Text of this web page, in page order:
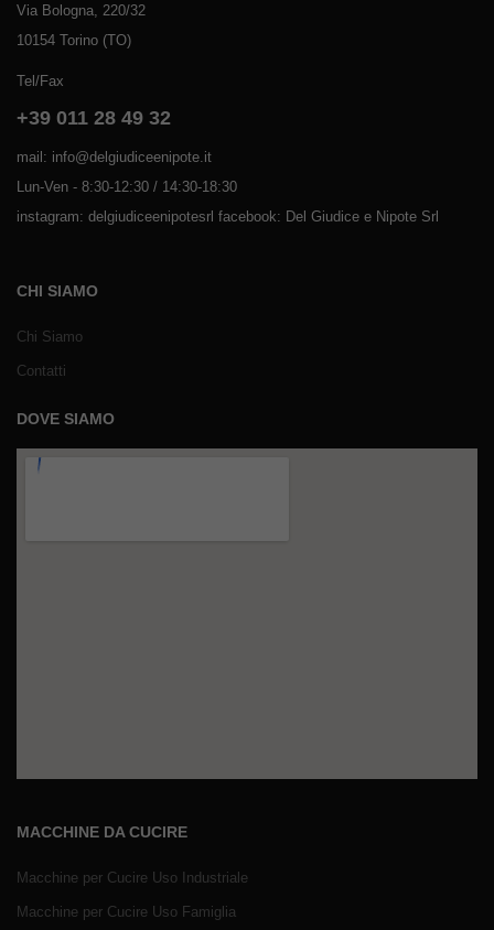
Via Bologna, 220/32
10154 Torino (TO)
Tel/Fax
+39 011 28 49 32
mail: info@delgiudiceenipote.it
Lun-Ven - 8:30-12:30 / 14:30-18:30
instagram: delgiudiceenipotesrl facebook: Del Giudice e Nipote Srl
CHI SIAMO
Chi Siamo
Contatti
DOVE SIAMO
MACCHINE DA CUCIRE
Macchine per Cucire Uso Industriale
Macchine per Cucire Uso Famiglia